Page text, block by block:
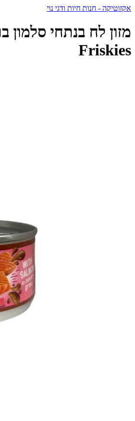
אקזוטיקה - חנות חיות ודגי נוי
Friskies